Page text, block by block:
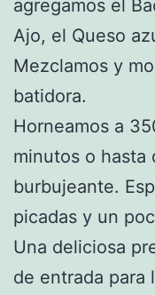
agregamos el
Ajo, el Queso
Mezclamos y
batidora.
Horneamos a
minutos o hasta
burbujeante.
picadas y un
Una deliciosa
de entrada para